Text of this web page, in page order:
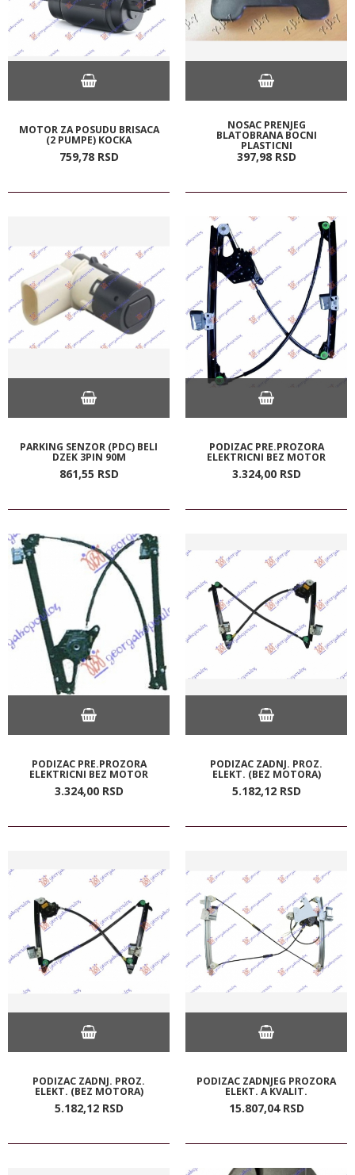
MOTOR ZA POSUDU BRISACA
(2 PUMPE) KOCKA
759,78 RSD
NOSAC PRENJEG
BLATOBRANA BOCNI
PLASTICNI
397,98 RSD
PARKING SENZOR (PDC) BELI
DZEK 3PIN 90M
861,55 RSD
PODIZAC PRE.PROZORA
ELEKTRICNI BEZ MOTOR
3.324,00 RSD
PODIZAC PRE.PROZORA
ELEKTRICNI BEZ MOTOR
3.324,00 RSD
PODIZAC ZADNJ. PROZ.
ELEKT. (BEZ MOTORA)
5.182,12 RSD
PODIZAC ZADNJ. PROZ.
ELEKT. (BEZ MOTORA)
5.182,12 RSD
PODIZAC ZADNJEG PROZORA
ELEKT. A KVALIT.
15.807,04 RSD